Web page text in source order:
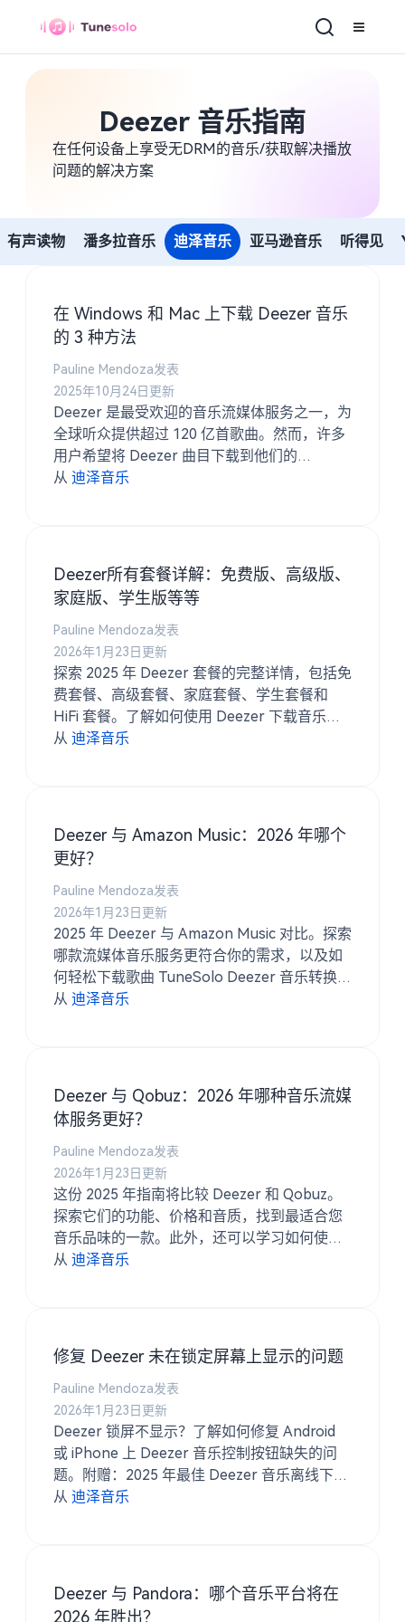
Deezer 音乐指南
在任何设备上享受无DRM的音乐/获取解决播放
问题的解决方案
有声读物 潘多拉音乐 迪泽音乐 亚马逊音乐 听得见
在 Windows 和 Mac 上下载 Deezer 音乐
的 3 种方法
Pauline Mendoza发表
2025年10月24日更新
Deezer 是最受欢迎的音乐流媒体服务之一，为
全球听众提供超过 120 亿首歌曲。然而，许多
用户希望将 Deezer 曲目下载到他们的
Windows 或 Mac 电脑上，以便离线收听或备
从 迪泽音乐
Deezer所有套餐详解：免费版、高级版、
家庭版、学生版等等
Pauline Mendoza发表
2026年1月23日更新
探索 2025 年 Deezer 套餐的完整详情，包括免
费套餐、高级套餐、家庭套餐、学生套餐和
HiFi 套餐。了解如何使用 Deezer 下载音乐
TuneSolo Deezer 音乐转换器。
从 迪泽音乐
Deezer 与 Amazon Music：2026 年哪个
更好？
Pauline Mendoza发表
2026年1月23日更新
2025 年 Deezer 与 Amazon Music 对比。探索
哪款流媒体音乐服务更符合你的需求，以及如
何轻松下载歌曲 TuneSolo Deezer 音乐转换
器。
从 迪泽音乐
Deezer 与 Qobuz：2026 年哪种音乐流媒
体服务更好？
Pauline Mendoza发表
2026年1月23日更新
这份 2025 年指南将比较 Deezer 和 Qobuz。
探索它们的功能、价格和音质，找到最适合您
音乐品味的一款。此外，还可以学习如何使用
Deezer 下载音乐 TuneSolo Deezer 音乐转换
从 迪泽音乐
修复 Deezer 未在锁定屏幕上显示的问题
Pauline Mendoza发表
2026年1月23日更新
Deezer 锁屏不显示？了解如何修复 Android
或 iPhone 上 Deezer 音乐控制按钮缺失的问
题。附赠：2025 年最佳 Deezer 音乐离线下载
工具。
从 迪泽音乐
Deezer 与 Pandora：哪个音乐平台将在
2026 年胜出？